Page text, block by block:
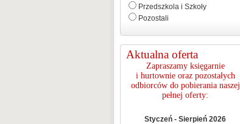
Przedszkola i Szkoły
Pozostali
Aktualna oferta
Zapraszamy księgarnie
i hurtownie oraz pozostałych
odbiorców do pobierania naszej
pełnej oferty:
Styczeń - Sierpień 2026